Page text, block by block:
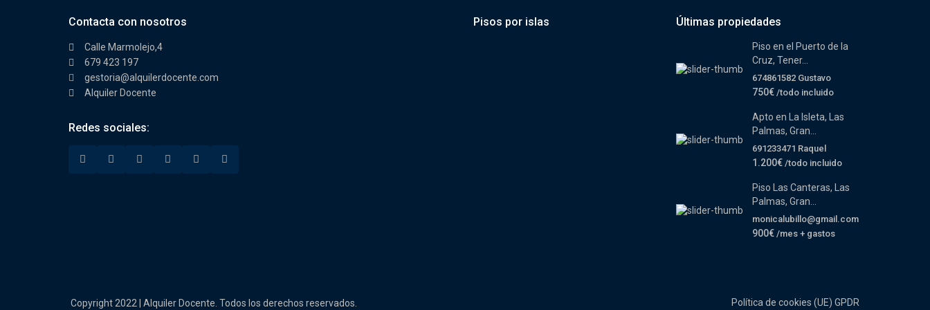
Contacta con nosotros
Calle Marmolejo,4
679 423 197
gestoria@alquilerdocente.com
Alquiler Docente
Redes sociales:
Pisos por islas Últimas propiedades
Piso en el Puerto de la
Cruz, Tener...
674861582 Gustavo
750€ /todo incluido
Apto en La Isleta, Las
Palmas, Gran...
691233471 Raquel
1.200€ /todo incluido
Piso Las Canteras, Las
Palmas, Gran...
monicalubillo@gmail.com
900€ /mes + gastos
Copyright 2022 | Alquiler Docente. Todos los derechos reservados. Política de cookies (UE) GPDR